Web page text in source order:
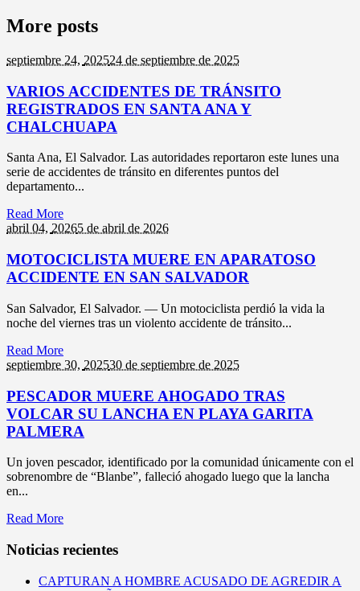
More posts
septiembre 24, 202524 de septiembre de 2025
VARIOS ACCIDENTES DE TRÁNSITO
REGISTRADOS EN SANTA ANA Y
CHALCHUAPA
Santa Ana, El Salvador. Las autoridades reportaron este lunes una
serie de accidentes de tránsito en diferentes puntos del
departamento...
Read More
abril 04, 20265 de abril de 2026
MOTOCICLISTA MUERE EN APARATOSO
ACCIDENTE EN SAN SALVADOR
San Salvador, El Salvador. — Un motociclista perdió la vida la
noche del viernes tras un violento accidente de tránsito...
Read More
septiembre 30, 202530 de septiembre de 2025
PESCADOR MUERE AHOGADO TRAS
VOLCAR SU LANCHA EN PLAYA GARITA
PALMERA
Un joven pescador, identificado por la comunidad únicamente con el
sobrenombre de “Blanbe”, falleció ahogado luego que la lancha
en...
Read More
Noticias recientes
CAPTURAN A HOMBRE ACUSADO DE AGREDIR A